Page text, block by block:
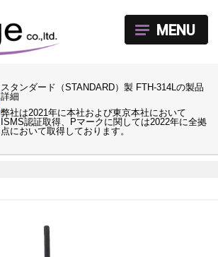
スタンダード（STANDARD）製 FTH-314Lの製品
詳細
弊社は2021年に本社および東京本社において
ISMS認証取得、Pマークに関しては2022年に全拠
点において取得しております。
MENU